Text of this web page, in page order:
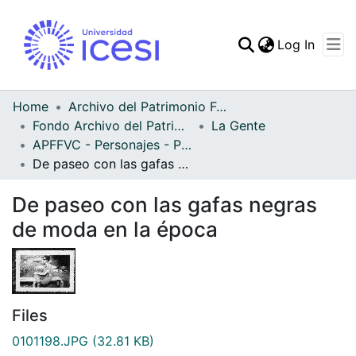
Statistics
Log In
Home
Archivo del Patrimonio Fotográfico y Fílmico del Valle del Cauca
Fondo Archivo del Patrimonio Fotográfico y Fílmico del Valle del Cauca
La Gente
APFFVC - Personajes - Patrimonial
De paseo con las gafas negras de moda en la época
De paseo con las gafas negras
de moda en la época
Files
0101198.JPG (32.81 KB)